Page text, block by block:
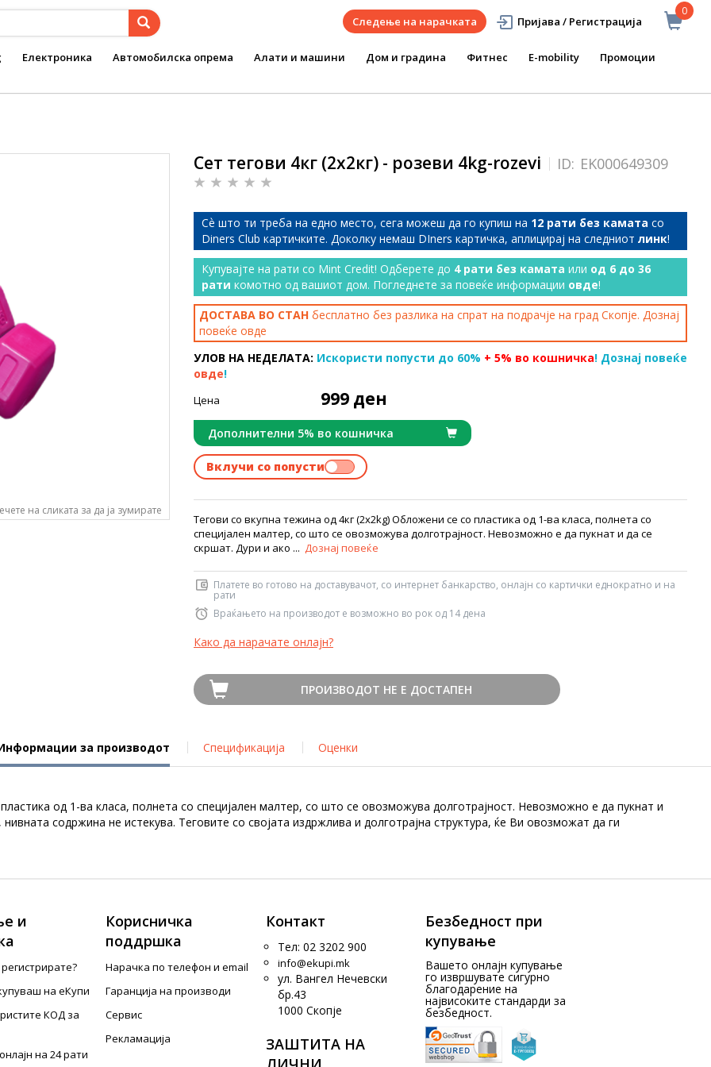
0
Следење на нарачката Пријава / Регистрација
Електроника Автомобилска опрема Алати и машини Дом и градина Фитнес E-mobility Промоции
на сликата за да ја зумирате
Сет тегови 4кг (2x2кг) - розеви 4kg-rozevi ID: EK000649309
Сѐ што ти треба на едно место, сега можеш да го купиш на 12 рати без камата со
Diners Club картичките. Доколку немаш DIners картичка, аплицирај на следниот линк!
Купувајте на рати со Mint Credit! Одберете до 4 рати без камата или од 6 до 36
рати комотно од вашиот дом. Погледнете за повеќе информации овде!
ДОСТАВА ВО СТАН бесплатно без разлика на спрат на подрачје на град Скопје. Дознај
повеќе овде
УЛОВ НА НЕДЕЛАТА: Искористи попусти до 60% + 5% во кошничка! Дознај повеќе
овде!
Цена 999 ден
Дополнителни 5% во кошничка
Вклучи со попусти
Tегови со вкупна тежина од 4кг (2x2kg) Oбложени се со пластика од 1-ва класа, полнета со
специјален малтер, со што се овозможува долготрајност. Невозможно е да пукнат и да се
скршат. Дури и ако ... Дознај повеќе
Платете во готово на доставувачот, со интернет банкарство, онлајн со картички еднократно и на
рати
Враќањето на производот е возможно во рок од 14 дена
Како да нарачате онлајн?
ПРОИЗВОДОТ НЕ Е ДОСТАПЕН
за производот Спецификација Оценки
од 1-ва класа, полнета со специјален малтер, со што се овозможува долготрајност. Невозможно е да пукнат и
содржина не истекува. Теговите со својата издржлива и долготрајна структура, ќе Ви овозможат да ги
и
на еКупи
КОД за
на 24 рати
Корисничка
поддршка
Нарачка по телефон и еmail
Гаранција на производи
Сервис
Рекламација
Контакт
Тел: 02 3202 900
info@ekupi.mk
ул. Вангел Нечевски
бр.43
1000 Скопје
ЗАШТИТА НА
Безбедност при
купување
Вашето онлајн купување
го извршувате сигурно
благодарение на
највисоките стандарди за
безбедност.